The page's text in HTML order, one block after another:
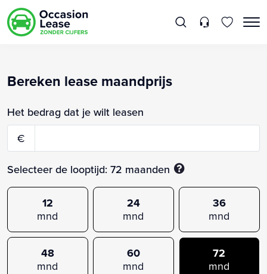
Bereken lease maandprijs
Het bedrag dat je wilt leasen
€
Selecteer de looptijd: 72 maanden
12
mnd
24
mnd
36
mnd
48
mnd
60
mnd
72
mnd